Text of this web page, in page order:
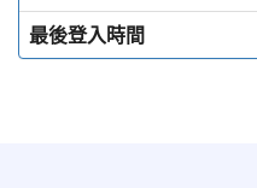
最後登入時間